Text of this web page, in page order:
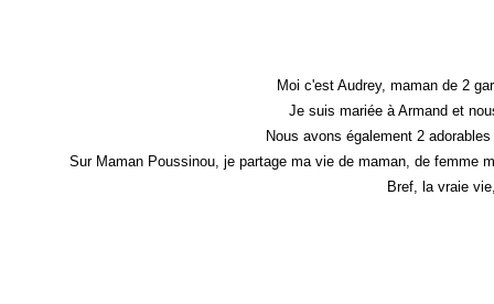
Moi c'est Audrey, maman de 2
Je suis mariée à Armand et
Nous avons également 2
Sur Maman Poussinou, je partage ma vie de maman, de femme
Bref, la vraie